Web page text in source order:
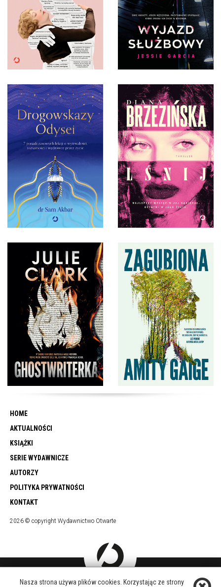
HOME
AKTUALNOŚCI
KSIĄŻKI
SERIE WYDAWNICZE
AUTORZY
POLITYKA PRYWATNOŚCI
KONTAKT
2026 © copyright Wydawnictwo Otwarte
DOŁĄCZ DO NAS
Nasza strona używa plików cookies. Korzystając ze strony